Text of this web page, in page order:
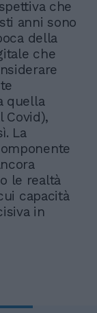
che
anni sono
della
che
quella
Covid),
La
le realtà
capacità
in